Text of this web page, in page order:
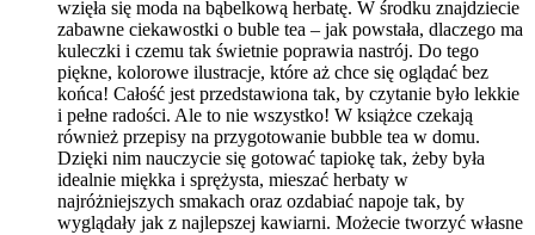
wzięła się moda na bąbelkową herbatę. W środku znajdziecie
zabawne ciekawostki o buble tea – jak powstała, dlaczego ma
kuleczki i czemu tak świetnie poprawia nastrój. Do tego
piękne, kolorowe ilustracje, które aż chce się oglądać bez
końca! Całość jest przedstawiona tak, by czytanie było lekkie
i pełne radości. Ale to nie wszystko! W książce czekają
również przepisy na przygotowanie bubble tea w domu.
Dzięki nim nauczycie się gotować tapiokę tak, żeby była
idealnie miękka i sprężysta, mieszać herbaty w
najróżniejszych smakach oraz ozdabiać napoje tak, by
wyglądały jak z najlepszej kawiarni. Możecie tworzyć własne